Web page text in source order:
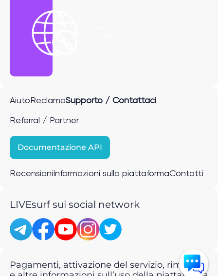
Aiuto ReclamoSupporto / Contattaci
Referral / Partner
Documentazione API
Recensioni Informazioni sulla piattaformaContatti
LIVEsurf sui social network
Pagamenti, attivazione del servizio, rimborsi